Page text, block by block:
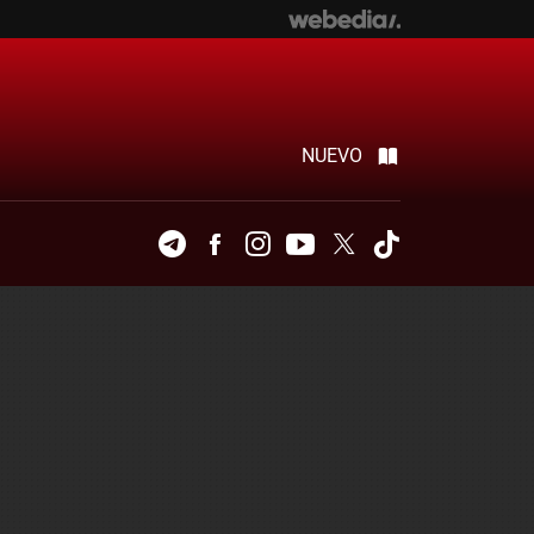
NUEVO
TelegramFacebookInstagramYoutubeTwitter